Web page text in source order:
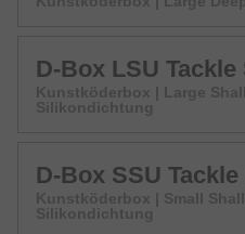
D-Box LSU Tackle
Kunstköderbox | Large
Silikondichtung
D-Box SSU
Kunstköderbox | Small
Silikondichtung